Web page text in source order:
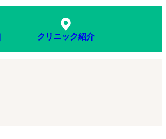
クリニック紹介